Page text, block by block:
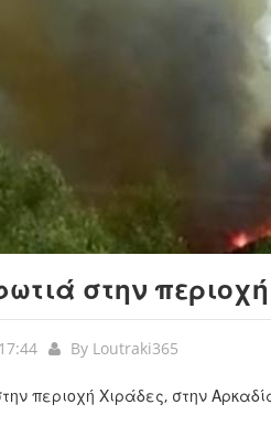
στην
By Loutraki365
περιοχή Χιράδες, στην